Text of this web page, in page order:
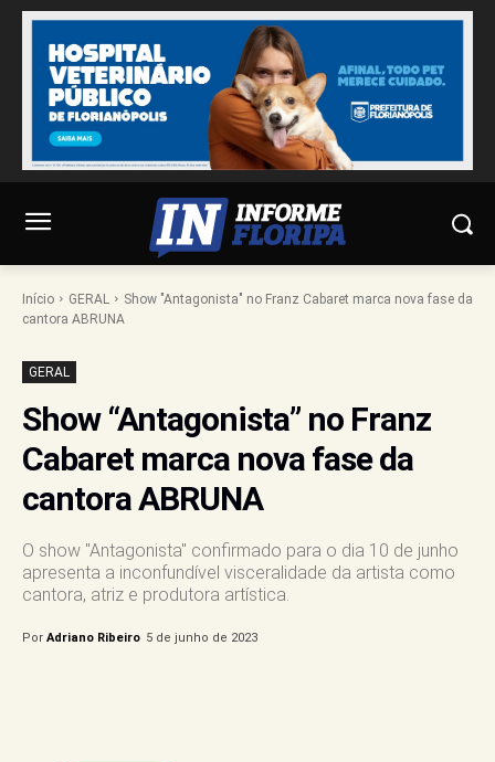
Início GERAL
Show "Antagonista" no Franz Cabaret marca nova fase da
cantora ABRUNA
GERAL
Show “Antagonista” no Franz
Cabaret marca nova fase da
cantora ABRUNA
O show "Antagonista" confirmado para o dia 10 de junho
apresenta a inconfundível visceralidade da artista como
cantora, atriz e produtora artística.
Por Adriano Ribeiro 5 de junho de 2023